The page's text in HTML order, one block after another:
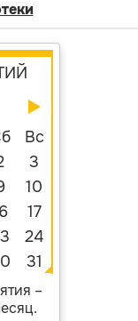
Вс
3
10
17
24
31
–